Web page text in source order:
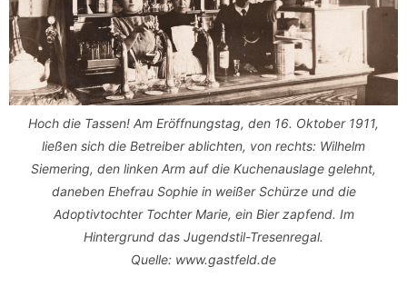
Hoch die Tassen! Am Eröffnungstag, den 16. Oktober 1911,
ließen sich die Betreiber ablichten, von rechts: Wilhelm
Siemering, den linken Arm auf die Kuchenauslage gelehnt,
daneben Ehefrau Sophie in weißer Schürze und die
Adoptivtochter Tochter Marie, ein Bier zapfend. Im
Hintergrund das Jugendstil-Tresenregal.
Quelle: www.gastfeld.de